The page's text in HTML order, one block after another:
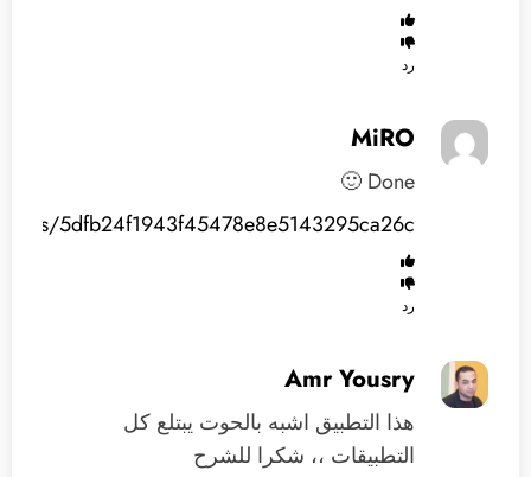
رد
MiRO
Done 🙂
5dfb24f1943f45478e8e5143295ca26c
رد
Amr Yousry
هذا التطبيق اشبه بالحوت يبتلع كل
التطبيقات ،، شكرا للشرح